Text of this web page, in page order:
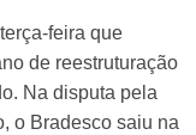
feira que
de reestruturação
Na disputa pela
o Bradesco saiu na